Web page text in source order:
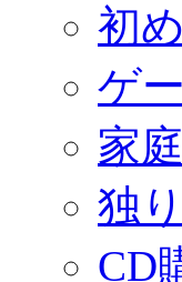
初
ゲ
家
独
CD